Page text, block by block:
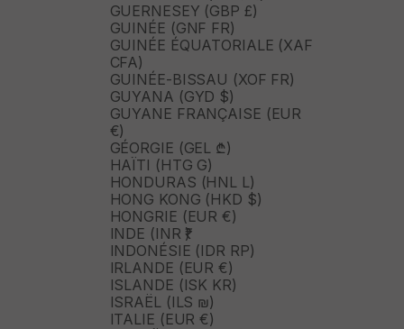
GUERNESEY (GBP £)
GUINÉE (GNF FR)
GUINÉE ÉQUATORIALE (XAF
CFA)
GUINÉE-BISSAU (XOF FR)
GUYANA (GYD $)
GUYANE FRANÇAISE (EUR
€)
GÉORGIE (GEL ₾)
HAÏTI (HTG G)
HONDURAS (HNL L)
HONG KONG (HKD $)
HONGRIE (EUR €)
INDE (INR ₹)
INDONÉSIE (IDR RP)
IRLANDE (EUR €)
ISLANDE (ISK KR)
ISRAËL (ILS ₪)
ITALIE (EUR €)